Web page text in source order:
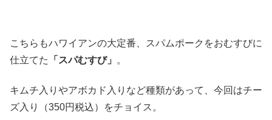
こちらもハワイアンの大定番、スパムポークをおむすびに
仕立てた
「スパむすび」 。
キムチ入りやアボカド入りなど種類があって、今回はチー
ズ入り（350円税込）をチョイス。